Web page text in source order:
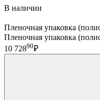
В наличии
Пленочная упаковка
Пленочная упаковка
10 72890₽